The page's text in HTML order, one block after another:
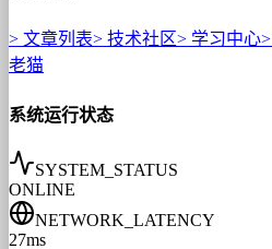
> 文章列表> 技术社区> 学习中心>
老猫
系统运行状态
SYSTEM_STATUS
ONLINE
NETWORK_LATENCY
27ms